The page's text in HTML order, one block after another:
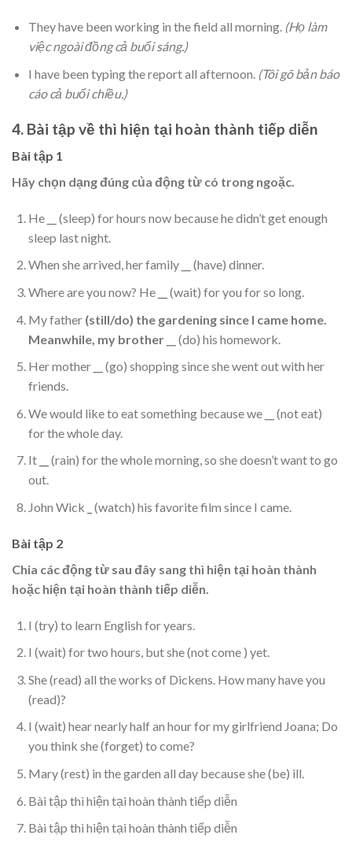
They have been working in the field all morning. (Họ làm
việc ngoài đồng cả buổi sáng.)
I have been typing the report all afternoon. (Tôi gõ bản báo
cáo cả buổi chiều.)
4. Bài tập về thì hiện tại hoàn thành tiếp diễn
Bài tập 1
Hãy chọn dạng đúng của động từ có trong ngoặc.
He
(sleep) for hours now because he didn’t get enough
sleep last night.
When she arrived, her family
(have) dinner.
Where are you now? He
(wait) for you for so long.
My father (still/do) the gardening since I came home.
Meanwhile, my brother
(do) his homework.
Her mother
(go) shopping since she went out with her
friends.
We would like to eat something because we
(not eat)
for the whole day.
It
(rain) for the whole morning, so she doesn’t want to go
out.
John Wick
(watch) his favorite film since I came.
Bài tập 2
Chia các động từ sau đây sang thì hiện tại hoàn thành
hoặc hiện tại hoàn thành tiếp diễn.
I (try) to learn English for years.
I (wait) for two hours, but she (not come ) yet.
She (read) all the works of Dickens. How many have you
(read)?
I (wait) hear nearly half an hour for my girlfriend Joana; Do
you think she (forget) to come?
Mary (rest) in the garden all day because she (be) ill.
Bài tập thì hiện tại hoàn thành tiếp diễn
Bài tập thì hiện tại hoàn thành tiếp diễn